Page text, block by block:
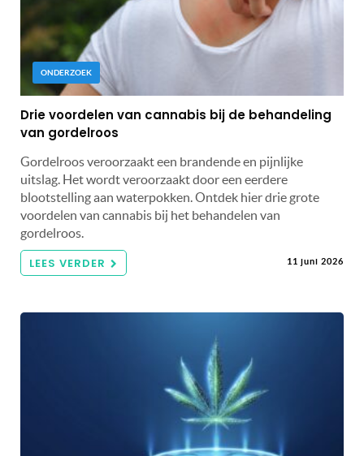
ONDERZOEK
Drie voordelen van cannabis bij de behandeling
van gordelroos
Gordelroos veroorzaakt een brandende en pijnlijke
uitslag. Het wordt veroorzaakt door een eerdere
blootstelling aan waterpokken. Ontdek hier drie grote
voordelen van cannabis bij het behandelen van
gordelroos.
LEES VERDER 11 juni 2026